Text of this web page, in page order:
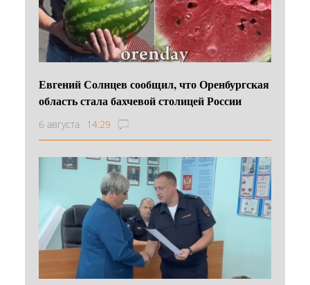
Евгений Солнцев сообщил, что Оренбургская
область стала бахчевой столицей России
6 августа 14:29